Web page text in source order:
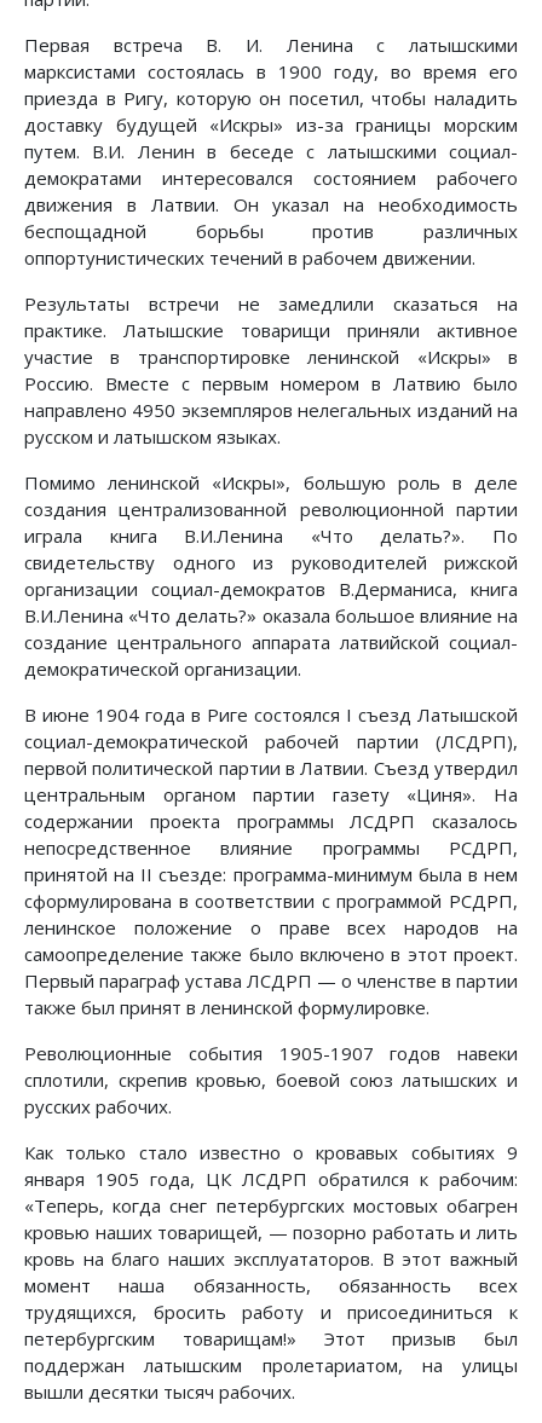
Первая встреча В. И. Ленина с латышскими
марксистами состоялась в 1900 году, во время его
приезда в Ригу, которую он посетил, чтобы наладить
доставку будущей «Искры» из-за границы морским
путем. В.И. Ленин в беседе с латышскими социал-
демократами интересовался состоянием рабочего
движения в Латвии. Он указал на необходимость
беспощадной борьбы против различных
оппортунистических течений в рабочем движении.
Результаты встречи не замедлили сказаться на
практике. Латышские товарищи приняли активное
участие в транспортировке ленинской «Искры» в
Россию. Вместе с первым номером в Латвию было
направлено 4950 экземпляров нелегальных изданий на
русском и латышском языках.
Помимо ленинской «Искры», большую роль в деле
создания централизованной революционной партии
играла книга В.И.Ленина «Что делать?». По
свидетельству одного из руководителей рижской
организации социал-демократов В.Дерманиса, книга
В.И.Ленина «Что делать?» оказала большое влияние на
создание центрального аппарата латвийской социал-
демократической организации.
В июне 1904 года в Риге состоялся I съезд Латышской
социал-демократической рабочей партии (ЛСДРП),
первой политической партии в Латвии. Съезд утвердил
центральным органом партии газету «Циня». На
содержании проекта программы ЛСДРП сказалось
непосредственное влияние программы РСДРП,
принятой на II съезде: программа-минимум была в нем
сформулирована в соответствии с программой РСДРП,
ленинское положение о праве всех народов на
самоопределение также было включено в этот проект.
Первый параграф устава ЛСДРП — о членстве в партии
также был принят в ленинской формулировке.
Революционные события 1905-1907 годов навеки
сплотили, скрепив кровью, боевой союз латышских и
русских рабочих.
Как только стало известно о кровавых событиях 9
января 1905 года, ЦК ЛСДРП обратился к рабочим:
«Теперь, когда снег петербургских мостовых обагрен
кровью наших товарищей, — позорно работать и лить
кровь на благо наших эксплуататоров. В этот важный
момент наша обязанность, обязанность всех
трудящихся, бросить работу и присоединиться к
петербургским товарищам!» Этот призыв был
поддержан латышским пролетариатом, на улицы
вышли десятки тысяч рабочих.